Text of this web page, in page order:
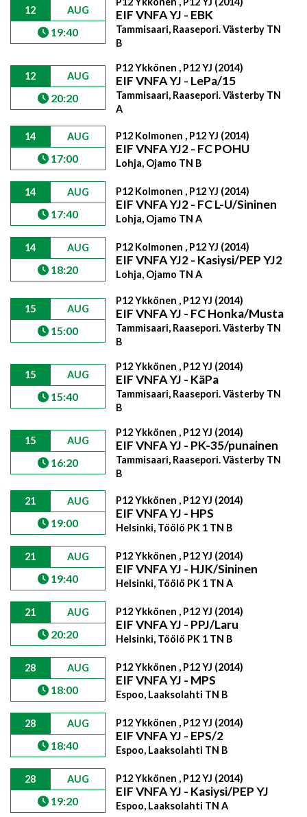
12 AUG
19:40
EIF VNFA YJ - EBK
Tammisaari, Raasepori. Västerby TN
B
12 AUG
20:20
P12 Ykkönen , P12 YJ (2014)
EIF VNFA YJ - LePa/15
Tammisaari, Raasepori. Västerby TN
A
14 AUG
17:00
P12 Kolmonen , P12 YJ (2014)
EIF VNFA YJ2 - FC POHU
Lohja, Ojamo TN B
14 AUG
17:40
P12 Kolmonen , P12 YJ (2014)
EIF VNFA YJ2 - FC L-U/Sininen
Lohja, Ojamo TN A
14 AUG
18:20
P12 Kolmonen , P12 YJ (2014)
EIF VNFA YJ2 - Kasiysi/PEP YJ2
Lohja, Ojamo TN A
15 AUG
15:00
P12 Ykkönen , P12 YJ (2014)
EIF VNFA YJ - FC Honka/Musta
Tammisaari, Raasepori. Västerby TN
B
15 AUG
15:40
P12 Ykkönen , P12 YJ (2014)
EIF VNFA YJ - KäPa
Tammisaari, Raasepori. Västerby TN
B
15 AUG
16:20
P12 Ykkönen , P12 YJ (2014)
EIF VNFA YJ - PK-35/punainen
Tammisaari, Raasepori. Västerby TN
B
21 AUG
19:00
P12 Ykkönen , P12 YJ (2014)
EIF VNFA YJ - HPS
Helsinki, Töölö PK 1 TN B
21 AUG
19:40
P12 Ykkönen , P12 YJ (2014)
EIF VNFA YJ - HJK/Sininen
Helsinki, Töölö PK 1 TN A
21 AUG
20:20
P12 Ykkönen , P12 YJ (2014)
EIF VNFA YJ - PPJ/Laru
Helsinki, Töölö PK 1 TN B
28 AUG
18:00
P12 Ykkönen , P12 YJ (2014)
EIF VNFA YJ - MPS
Espoo, Laaksolahti TN B
28 AUG
18:40
P12 Ykkönen , P12 YJ (2014)
EIF VNFA YJ - EPS/2
Espoo, Laaksolahti TN B
28 AUG
19:20
P12 Ykkönen , P12 YJ (2014)
EIF VNFA YJ - Kasiysi/PEP YJ
Espoo, Laaksolahti TN A